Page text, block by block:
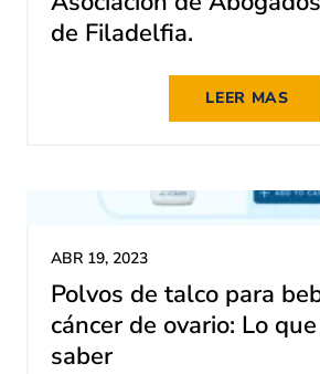
de Filadelfia.
LEER MAS
ABR 19, 2023
Polvos de talco para
cáncer de ovario: Lo
saber